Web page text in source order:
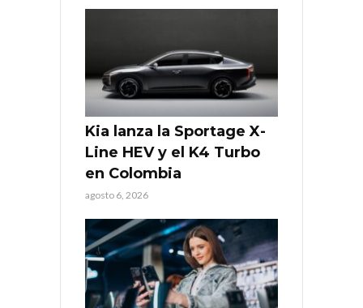
Kia lanza la Sportage X-
Line HEV y el K4 Turbo
en Colombia
agosto 6, 2026